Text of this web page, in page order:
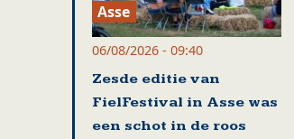
Asse
06/08/2026 - 09:40
Zesde editie van
FielFestival in Asse was
een schot in de roos